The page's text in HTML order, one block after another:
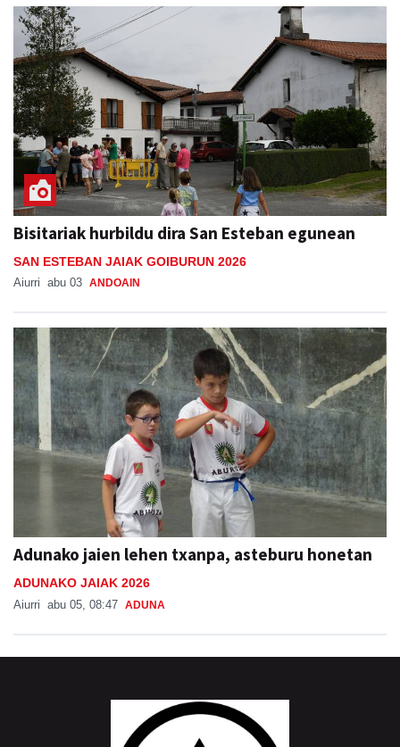
Bisitariak hurbildu dira San Esteban egunean
SAN ESTEBAN JAIAK GOIBURUN 2026
Aiurri abu 03 ANDOAIN
Adunako jaien lehen txanpa, asteburu honetan
ADUNAKO JAIAK 2026
Aiurri abu 05, 08:47 ADUNA